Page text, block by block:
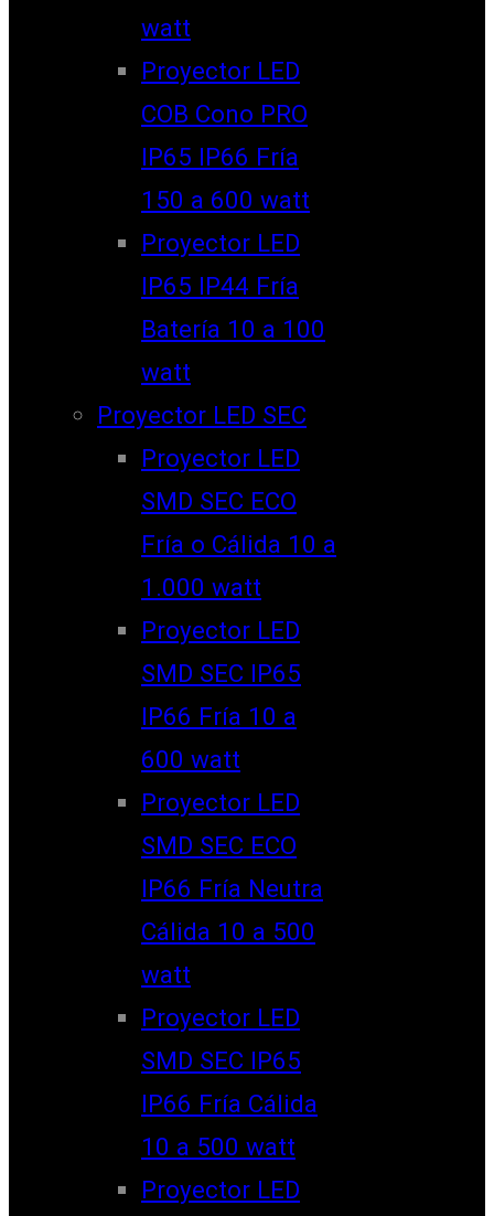
watt
Proyector LED
COB Cono PRO
IP65 IP66 Fría
150 a 600 watt
Proyector LED
IP65 IP44 Fría
Batería 10 a 100
watt
Proyector LED SEC
Proyector LED
SMD SEC ECO
Fría o Cálida 10 a
1.000 watt
Proyector LED
SMD SEC IP65
IP66 Fría 10 a
600 watt
Proyector LED
SMD SEC ECO
IP66 Fría Neutra
Cálida 10 a 500
watt
Proyector LED
SMD SEC IP65
IP66 Fría Cálida
10 a 500 watt
Proyector LED